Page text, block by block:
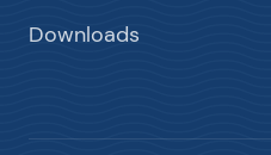
Downloads